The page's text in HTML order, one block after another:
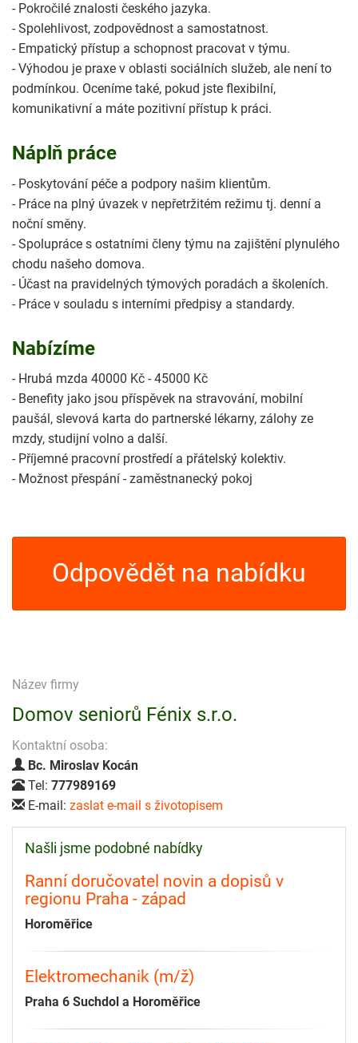
- Pokročilé znalosti českého jazyka.
- Spolehlivost, zodpovědnost a samostatnost.
- Empatický přístup a schopnost pracovat v týmu.
- Výhodou je praxe v oblasti sociálních služeb, ale není to
podmínkou. Oceníme také, pokud jste flexibilní,
komunikativní a máte pozitivní přístup k práci.
Náplň práce
- Poskytování péče a podpory našim klientům.
- Práce na plný úvazek v nepřetržitém režimu tj. denní a
noční směny.
- Spolupráce s ostatními členy týmu na zajištění plynulého
chodu našeho domova.
- Účast na pravidelných týmových poradách a školeních.
- Práce v souladu s interními předpisy a standardy.
Nabízíme
- Hrubá mzda 40000 Kč - 45000 Kč
- Benefity jako jsou příspěvek na stravování, mobilní
paušál, slevová karta do partnerské lékarny, zálohy ze
mzdy, studijní volno a další.
- Příjemné pracovní prostředí a přátelský kolektiv.
- Možnost přespání - zaměstnanecký pokoj
Odpovědět na nabídku
Název firmy
Domov seniorů Fénix s.r.o.
Kontaktní osoba:
Bc. Miroslav Kocán
Tel: 777989169
E-mail: zaslat e-mail s životopisem
Našli jsme podobné nabídky
Ranní doručovatel novin a dopisů v
regionu Praha - západ
Horoměřice
Elektromechanik (m/ž)
Praha 6 Suchdol a Horoměřice